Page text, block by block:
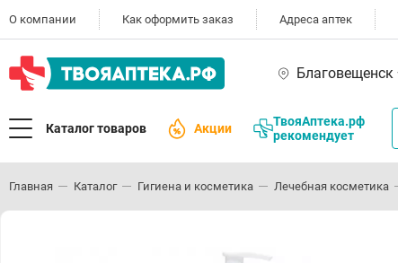
О компании Как оформить заказ Адреса аптек
Благовещенск
Каталог товаров Акции
ТвояАптека.рф
рекомендует
Главная Каталог Гигиена и косметика Лечебная косметика